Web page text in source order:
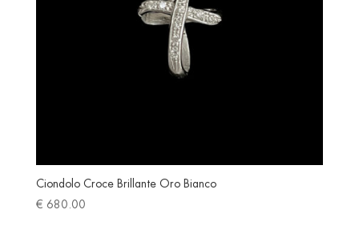
Ciondolo Croce Brillante Oro Bianco
€ 680.00